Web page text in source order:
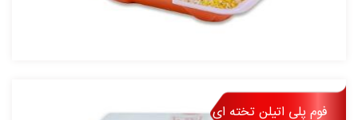
فوم پلی اتیلن تخته ای